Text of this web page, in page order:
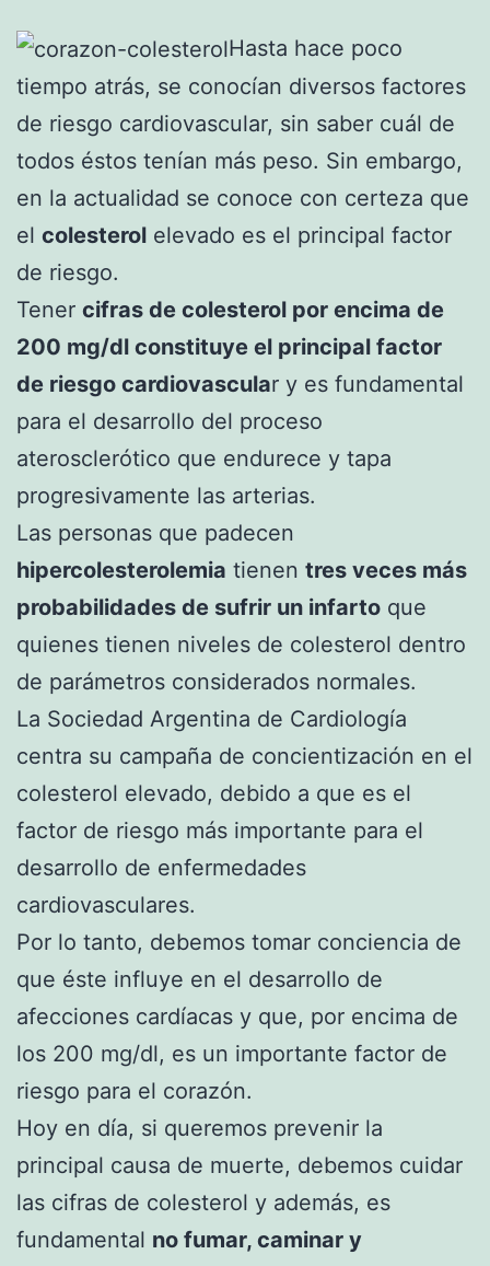
Hasta hace poco
tiempo atrás, se conocían diversos factores
de riesgo cardiovascular, sin saber cuál de
todos éstos tenían más peso. Sin embargo,
en la actualidad se conoce con certeza que
el colesterol elevado es el principal factor
de riesgo.
Tener cifras de colesterol por encima de
200 mg/dl constituye el principal factor
de riesgo cardiovascular y es fundamental
para el desarrollo del proceso
aterosclerótico que endurece y tapa
progresivamente las arterias.
Las personas que padecen
hipercolesterolemia tienen tres veces más
probabilidades de sufrir un infarto que
quienes tienen niveles de colesterol dentro
de parámetros considerados normales.
La Sociedad Argentina de Cardiología
centra su campaña de concientización en el
colesterol elevado, debido a que es el
factor de riesgo más importante para el
desarrollo de enfermedades
cardiovasculares.
Por lo tanto, debemos tomar conciencia de
que éste influye en el desarrollo de
afecciones cardíacas y que, por encima de
los 200 mg/dl, es un importante factor de
riesgo para el corazón.
Hoy en día, si queremos prevenir la
principal causa de muerte, debemos cuidar
las cifras de colesterol y además, es
fundamental no fumar, caminar y